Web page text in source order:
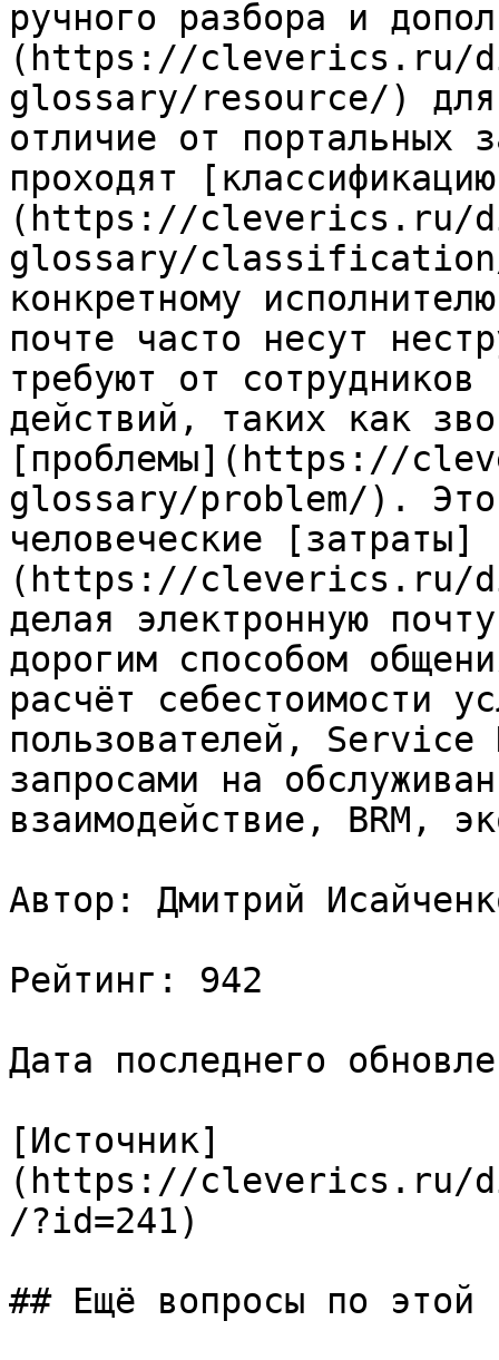
ручного разбора и
(https://cleverics.ru/
glossary/resource/) для
отличие от портальных
проходят
(https://cleverics.ru/
glossary/classification/
конкретному
почте часто несут
требуют от сотрудников
действий, таких как
[проблемы](https://
glossary/problem/). Это
человеческие [затраты]
(https://cleverics.ru/
делая электронную
дорогим способом
расчёт себестоимости
пользователей,
запросами на
взаимодействие, BRM,
Автор: Дмитрий
Рейтинг: 942
Дата последнего
[Источник]
(https://cleverics.ru/
/?id=241)
## Ещё вопросы по этой